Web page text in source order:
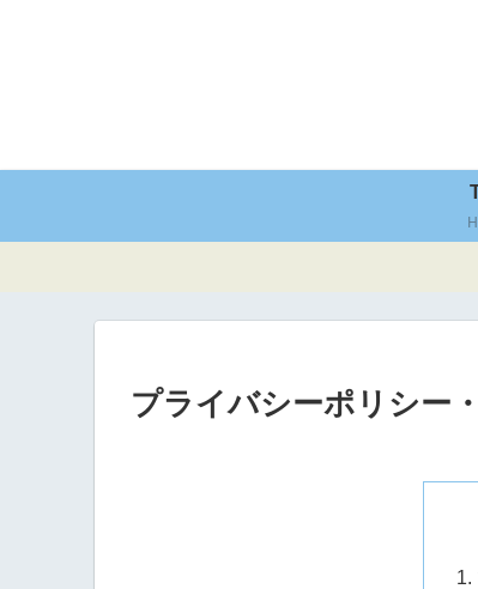
プライバシーポリシー